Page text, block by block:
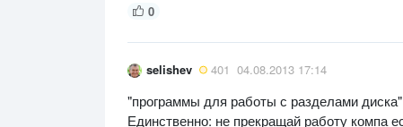
0
selishev 401 04.08.2013 17:14
"программы для работы с разделами
Единственно: не прекращай работу компа